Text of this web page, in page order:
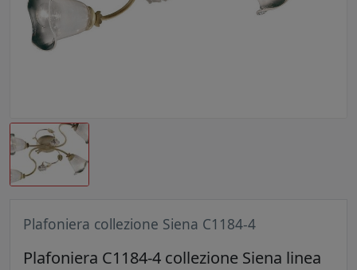
Plafoniera collezione Siena C1184-4
Plafoniera C1184-4 collezione Siena linea